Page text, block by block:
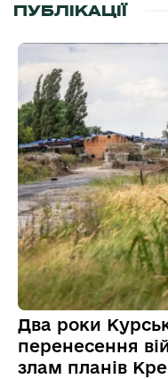
ПУБЛІКАЦІЇ
Два роки
перенесення
злам планів